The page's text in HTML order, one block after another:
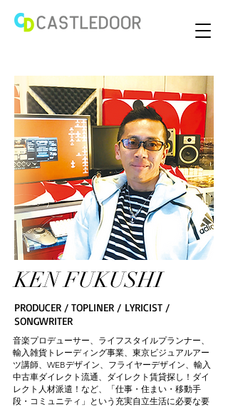
KEN FUKUSHI
PRODUCER / TOPLINER / LYRICIST /
SONGWRITER
音楽プロデューサー、ライフスタイルプランナー、
輸入雑貨トレーディング事業、東京ビジュアルアー
ツ講師、WEBデザイン、フライヤーデザイン、輸入
中古車ダイレクト流通、ダイレクト賃貸探し！ダイ
レクト人材派遣！など、「仕事・住まい・移動手
段・コミュニティ」という充実自立生活に必要な要